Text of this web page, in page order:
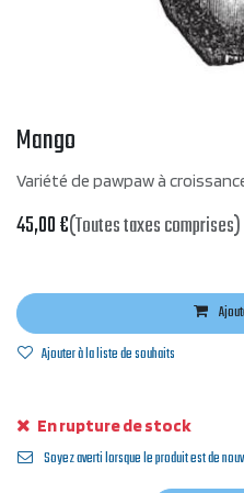
Mango
Variété de pawpaw à
45,00€(Toutes taxes comprises)
Ajouter à la liste de souhaits
En rupture de stock
Soyez averti lorsque le produit est de